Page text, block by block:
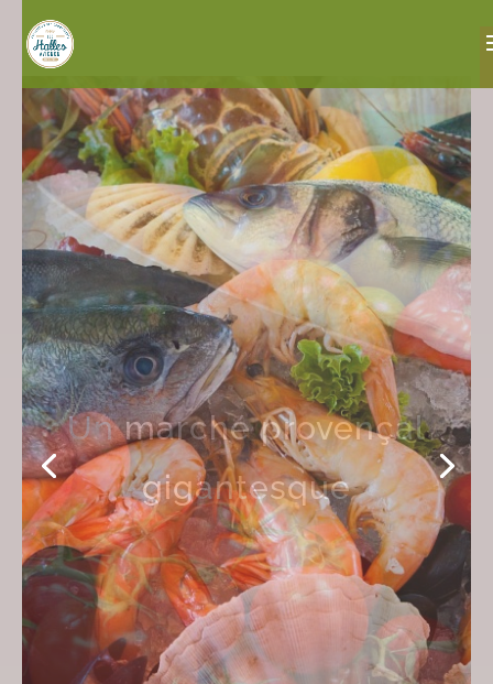
Un marché
incontournable pour
les gourmets et les
amateurs de fraîcheur